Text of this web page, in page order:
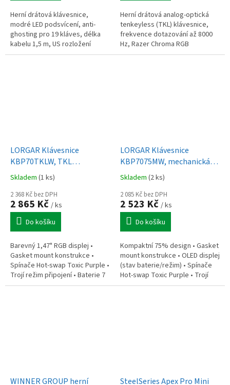
Herní drátová klávesnice,
modré LED podsvícení, anti-
ghosting pro 19 kláves, délka
kabelu 1,5 m, US rozložení
kláves, bílá
Herní drátová analog-optická
tenkeyless (TKL) klávesnice,
frekvence dotazování až 8000
Hz, Razer Chroma RGB
podsvícení, mediální klávesy,
LORGAR Klávesnice
KBP70TKLW, TKL
mechanická, 75%,
bezdrátová herní, černá/
žlutá, CS
Skladem (1 ks)
2 368 Kč bez DPH
2 865 Kč / ks
Do košíku
Barevný 1,47" RGB displej •
Gasket mount konstrukce •
Spínače Hot-swap Toxic Purple •
Trojí režim připojení • Baterie 7
200 mAh • České rozložení • PBT
LORGAR Klávesnice
KBP7075MW, mechanická,
75%, bezdrátová herní,
černá/červená, CS
Skladem (2 ks)
2 085 Kč bez DPH
2 523 Kč / ks
Do košíku
Kompaktní 75% design • Gasket
mount konstrukce • OLED displej
(stav baterie/režim) • Spínače
Hot-swap Toxic Purple • Trojí
připojení • Baterie 3 750 mAh •
WINNER GROUP herní
SteelSeries Apex Pro Mini